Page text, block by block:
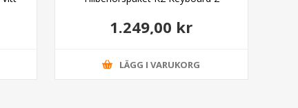
1.249,00 kr
LÄGG I VARUKORG